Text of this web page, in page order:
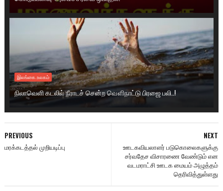
இலங்கை.உலகம்
நிலாவெளி கடலில் நீராடச் சென்ற வௌிநாட்டு பிரஜை பலி..!
NEXT
ஊடகவியலாளர் படுகொலைகளுக்கு
சர்வதேச விசாரணை வேண்டும் என
வடமராட்சி ஊடக மையம் அழுத்தம்
தெரிவித்துள்ளது
PREVIOUS
மரக்கடத்தல் முறியடிப்பு